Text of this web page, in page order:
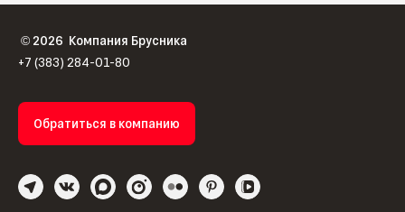
©2026 Компания Брусника
+7 (383) 284-01-80
Обратиться в компанию